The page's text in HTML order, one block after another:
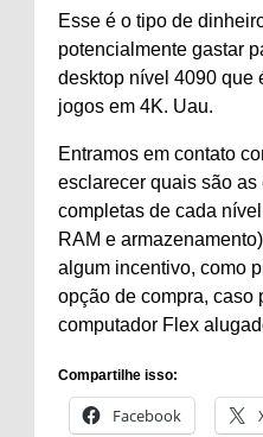
Esse é o tipo de
potencialmente gastar
desktop nível 4090 que
jogos em 4K. Uau.
Entramos em contato
esclarecer quais são
completas de cada
RAM e
algum incentivo, como
opção de compra, caso
computador Flex
Compartilhe isso:
Facebook